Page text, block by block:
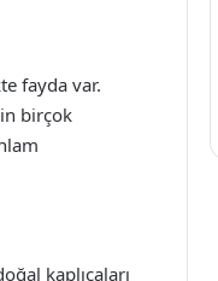
fayda var.
birçok
kaplıcaları